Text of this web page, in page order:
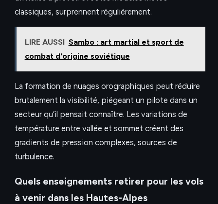
classiques, surprennent régulièrement.
LIRE AUSSI Sambo : art martial et sport de
combat d'origine soviétique
La formation de nuages orographiques peut réduire
brutalement la visibilité, piégeant un pilote dans un
secteur qu’il pensait connaître. Les variations de
température entre vallée et sommet créent des
gradients de pression complexes, sources de
turbulence.
Quels enseignements retirer pour les vols
à venir dans les Hautes-Alpes